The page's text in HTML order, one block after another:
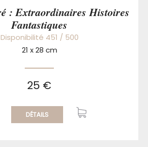
: Extraordinaires Histoires
Fantastiques
Disponibilité 451 / 500
21 x 28 cm
25 €
DÉTAILS